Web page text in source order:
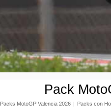
Pack
Packs MotoGP Valencia 2026 | Packs con